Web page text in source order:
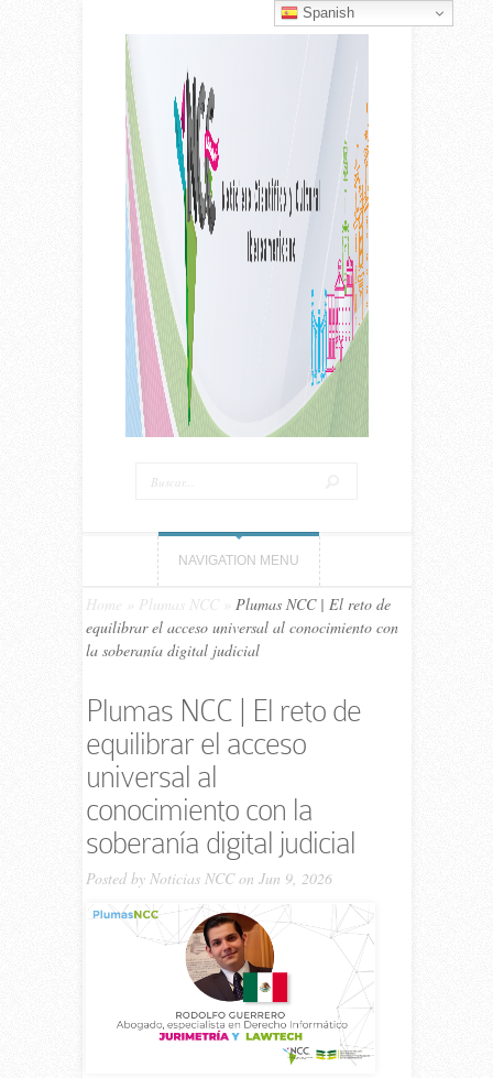
NAVIGATION MENU
Home Plumas NCC
Plumas NCC | El reto de
equilibrar el acceso universal al conocimiento con
la soberanía digital judicial
Plumas NCC | El reto de
equilibrar el acceso
universal al
conocimiento con la
soberanía digital judicial
Posted by Noticias NCCon Jun 9, 2026
Spanish